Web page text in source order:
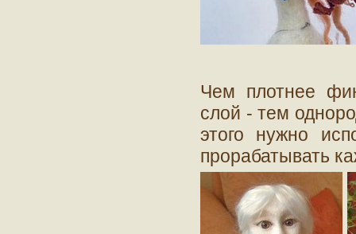
Чем плотнее
слой - тем
этого нужно
прорабатывать